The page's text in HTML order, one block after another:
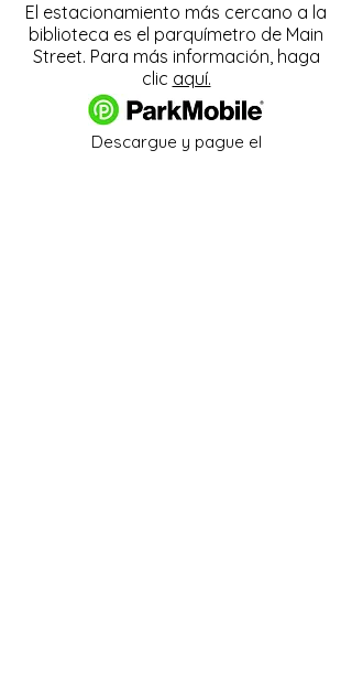
El estacionamiento más cercano a la
biblioteca es el parquímetro de Main
Street. Para más información, haga
clic aquí.
Descargue y pague el